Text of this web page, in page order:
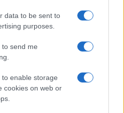
data to be sent to
purposes.
to send me
enable storage
cookies on web or
sont utilisés pour aider
des anticorps et les
la maladie est identifiée
l’adolescence, elle
qu’elle n’en résoudra.